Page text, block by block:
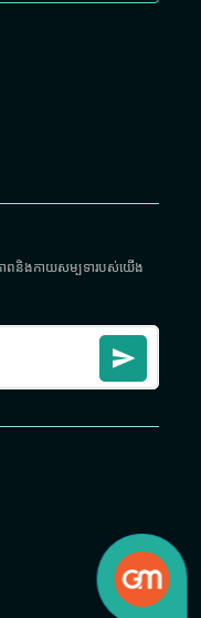
ាពនិងកាយសម្បទារបស់យើង